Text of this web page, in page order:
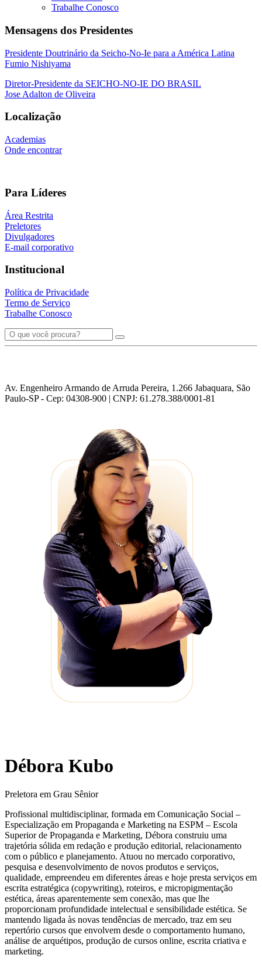
Trabalhe Conosco
Mensagens dos Presidentes
Presidente Doutrinário da Seicho-No-Ie para a América Latina
Fumio Nishiyama
Diretor-Presidente da SEICHO-NO-IE DO BRASIL
Jose Adalton de Oliveira
Localização
Academias
Onde encontrar
Para Líderes
Área Restrita
Preletores
Divulgadores
E-mail corporativo
Institucional
Política de Privacidade
Termo de Serviço
Trabalhe Conosco
Av. Engenheiro Armando de Arruda Pereira, 1.266 Jabaquara, São
Paulo-SP - Cep: 04308-900 | CNPJ: 61.278.388/0001-81
Débora Kubo
Preletora em Grau Sênior
Profissional multidisciplinar, formada em Comunicação Social –
Especialização em Propaganda e Marketing na ESPM – Escola
Superior de Propaganda e Marketing, Débora construiu uma
trajetória sólida em redação e produção editorial, relacionamento
com o público e planejamento. Atuou no mercado corporativo,
pesquisa e desenvolvimento de novos produtos e serviços,
qualidade, empreendeu em diferentes áreas e hoje presta serviços em
escrita estratégica (copywriting), roteiros, e micropigmentação
estética, áreas aparentemente sem conexão, mas que lhe
proporcionam profundidade intelectual e sensibilidade estética. Se
mantendo ligada às novas tendências de mercado, traz em seu
repertório cursos que envolvem desde o comportamento humano,
análise de arquétipos, produção de cursos online, escrita criativa e
marketing.